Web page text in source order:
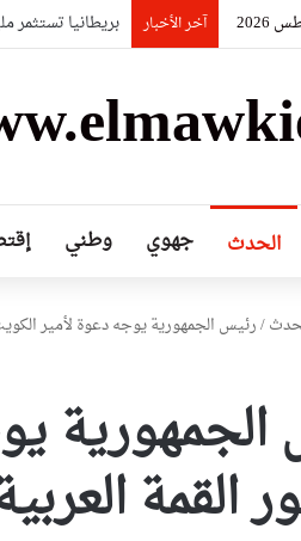
آخر الأخبار بريطانيا تستثمر
الحدث جهوي وطني
/رئيس الجمهورية يوجه دعوة لأمير
القمة